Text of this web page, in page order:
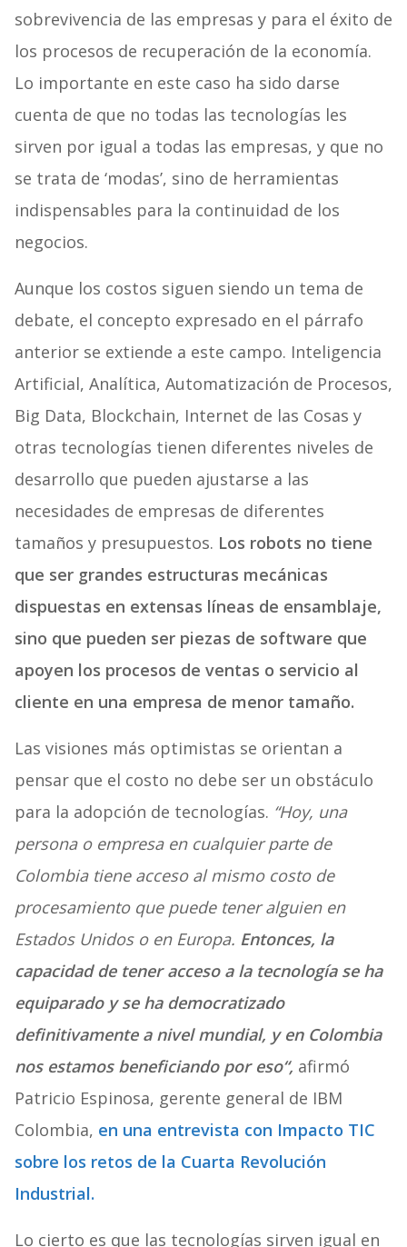
sobrevivencia de las empresas y para el éxito de
los procesos de recuperación de la economía.
Lo importante en este caso ha sido darse
cuenta de que no todas las tecnologías les
sirven por igual a todas las empresas, y que no
se trata de ‘modas’, sino de herramientas
indispensables para la continuidad de los
negocios.
Aunque los costos siguen siendo un tema de
debate, el concepto expresado en el párrafo
anterior se extiende a este campo. Inteligencia
Artificial, Analítica, Automatización de Procesos,
Big Data, Blockchain, Internet de las Cosas y
otras tecnologías tienen diferentes niveles de
desarrollo que pueden ajustarse a las
necesidades de empresas de diferentes
tamaños y presupuestos. Los robots no tiene
que ser grandes estructuras mecánicas
dispuestas en extensas líneas de ensamblaje,
sino que pueden ser piezas de software que
apoyen los procesos de ventas o servicio al
cliente en una empresa de menor tamaño.
Las visiones más optimistas se orientan a
pensar que el costo no debe ser un obstáculo
para la adopción de tecnologías. “Hoy, una
persona o empresa en cualquier parte de
Colombia tiene acceso al mismo costo de
procesamiento que puede tener alguien en
Estados Unidos o en Europa. Entonces, la
capacidad de tener acceso a la tecnología se ha
equiparado y se ha democratizado
definitivamente a nivel mundial, y en Colombia
nos estamos beneficiando por eso“, afirmó
Patricio Espinosa, gerente general de IBM
Colombia, en una entrevista con Impacto TIC
sobre los retos de la Cuarta Revolución
Industrial.
Lo cierto es que las tecnologías sirven igual en